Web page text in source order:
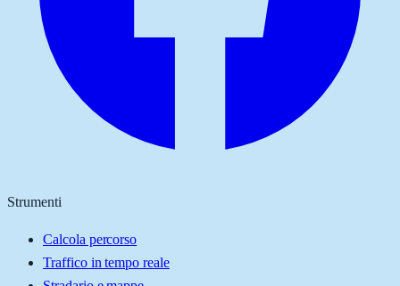
Strumenti
Calcola percorso
Traffico in tempo reale